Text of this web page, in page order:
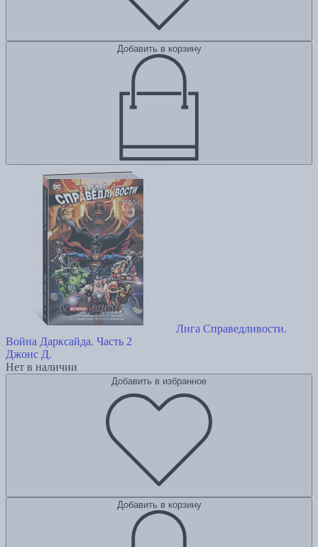
Добавить в корзину
Лига Справедливости.
Война Дарксайда. Часть 2
Джонс Д.
Нет в наличии
Добавить в избранное
Добавить в корзину